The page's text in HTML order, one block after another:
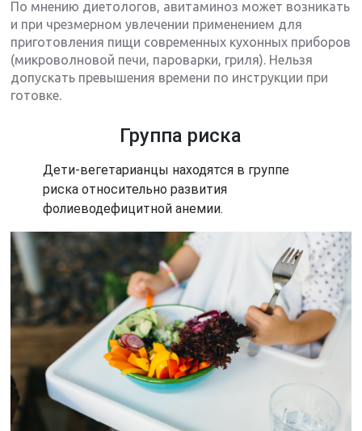
По мнению диетологов, авитаминоз может возникать
и при чрезмерном увлечении применением для
приготовления пищи современных кухонных приборов
(микроволновой печи, пароварки, гриля). Нельзя
допускать превышения времени по инструкции при
готовке.
Группа риска
Дети-вегетарианцы находятся в группе
риска относительно развития
фолиеводефицитной анемии.